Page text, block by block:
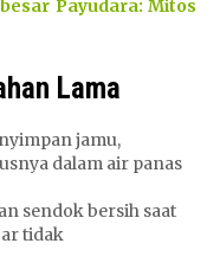
Payudara: Mitos
Lama
jamu,
dalam air panas
sendok bersih saat
tidak